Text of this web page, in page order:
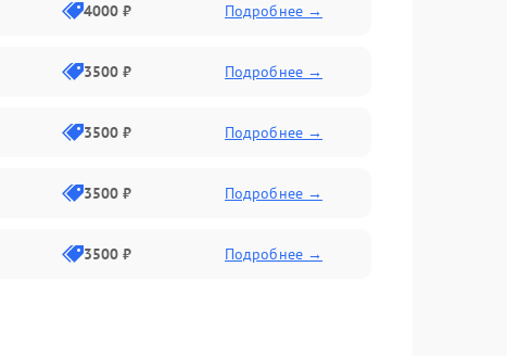
4000 ₽ Подробнее →
3500 ₽ Подробнее →
3500 ₽ Подробнее →
3500 ₽ Подробнее →
3500 ₽ Подробнее →